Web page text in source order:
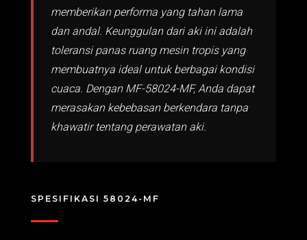
memberikan performa yang tahan lama
dan andal. Keunggulan dari aki ini adalah
toleransi panas ruang mesin tropis yang
membuatnya ideal untuk berbagai kondisi
cuaca. Dengan MF-58024-MF, Anda dapat
merasakan kebebasan berkendara tanpa
khawatir tentang perawatan aki.
SPESIFIKASI 58024-MF